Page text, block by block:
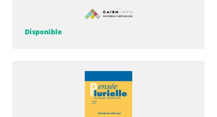
Disponible